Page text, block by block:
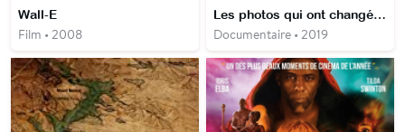
Wall-E
Film • 2008
Les photos qui ont changé le monde
Documentaire • 2019